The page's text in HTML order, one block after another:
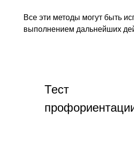
Все эти методы могут быть
выполнением дальнейших
Тест